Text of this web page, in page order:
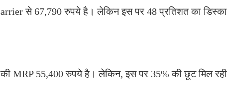
से 67,790 रुपये है। लेकिन इस पर 48 प्रतिशत का
MRP 55,400 रुपये है। लेकिन, इस पर 35% की छूट मिल